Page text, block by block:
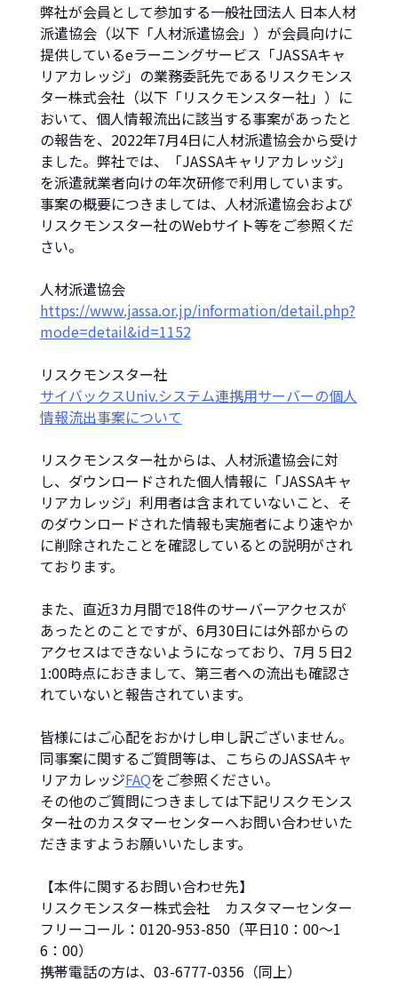
海外人材サービス
研修をお探しの方
お仕事をお探しの方へ
スタッフの応募者数向上に効果的な「給
経費削減と業務効率化を実現する「振込
代行サービス」
インフォメーション
採用情報
資料ダウンロード
お問い合わせ
弊社が会員として参加する一般社団法人 日本人材
派遣協会（以下「人材派遣協会」）が会員向けに
提供しているeラーニングサービス「JASSAキャ
リアカレッジ」の業務委託先であるリスクモンス
ター株式会社（以下「リスクモンスター社」）に
おいて、個人情報流出に該当する事案があったと
の報告を、2022年7月4日に人材派遣協会から受け
ました。弊社では、「JASSAキャリアカレッジ」
を派遣就業者向けの年次研修で利用しています。
事案の概要につきましては、人材派遣協会および
リスクモンスター社のWebサイト等をご参照くだ
さい。
人材派遣協会
https://www.jassa.or.jp/information/detail.php?
mode=detail&id=1152
リスクモンスター社
サイバックスUniv.システム連携用サーバーの個人
情報流出事案について
リスクモンスター社からは、人材派遣協会に対
し、ダウンロードされた個人情報に「JASSAキャ
リアカレッジ」利用者は含まれていないこと、そ
のダウンロードされた情報も実施者により速やか
に削除されたことを確認しているとの説明がされ
ております。
また、直近3カ月間で18件のサーバーアクセスが
あったとのことですが、6月30日には外部からの
アクセスはできないようになっており、7月５日2
1:00時点におきまして、第三者への流出も確認さ
れていないと報告されています。
皆様にはご心配をおかけし申し訳ございません。
同事案に関するご質問等は、こちらのJASSAキャ
リアカレッジFAQをご参照ください。
その他のご質問につきましては下記リスクモンス
ター社のカスタマーセンターへお問い合わせいた
だきますようお願いいたします。
【本件に関するお問い合わせ先】
リスクモンスター株式会社 カスタマーセンター
フリーコール：0120-953-850（平日10：00～1
6：00）
携帯電話の方は、03-6777-0356（同上）